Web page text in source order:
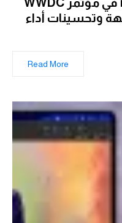
وتحسينات أداء
Read More